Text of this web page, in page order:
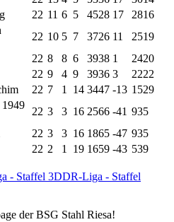
22 11 6 5 4528 17 2816
22 10 5 7 3726 11 2519
22 8 8 6 3938 1 2420
22 9 4 9 3936 3 2222
22 7 1 14 3447 -13 1529
22 3 3 16 2566 -41 935
22 3 3 16 1865 -47 935
22 2 1 19 1659 -43 539
- Staffel 3DDR-Liga - Staffel
der BSG Stahl Riesa!